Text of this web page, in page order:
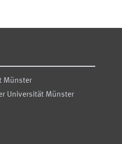
Münster
Universität Münster